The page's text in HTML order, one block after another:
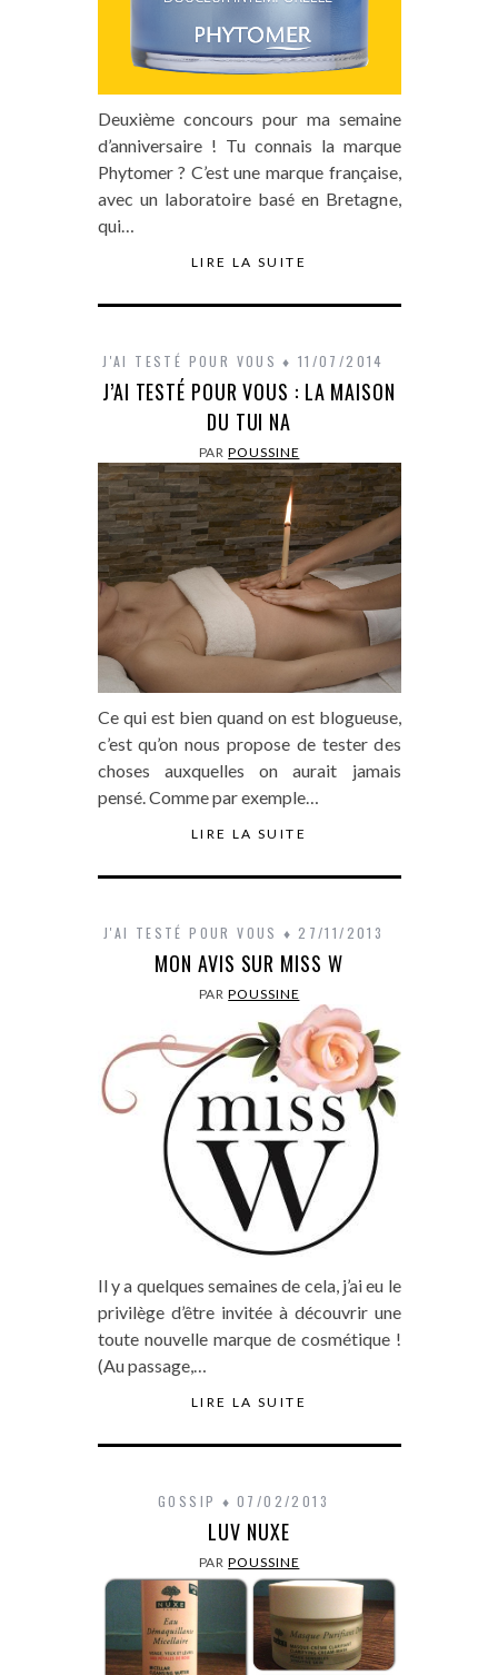
Deuxième concours pour ma semaine
d’anniversaire ! Tu connais la marque
Phytomer ? C’est une marque française,
avec un laboratoire basé en Bretagne,
qui…
LIRE LA SUITE
J'AI TESTÉ POUR VOUS 11/07/2014
J’AI TESTÉ POUR VOUS : LA MAISON
DU TUI NA
PARPOUSSINE
Ce qui est bien quand on est blogueuse,
c’est qu’on nous propose de tester des
choses auxquelles on aurait jamais
pensé. Comme par exemple…
LIRE LA SUITE
J'AI TESTÉ POUR VOUS 27/11/2013
MON AVIS SUR MISS W
PARPOUSSINE
Il y a quelques semaines de cela, j’ai eu le
privilège d’être invitée à découvrir une
toute nouvelle marque de cosmétique !
(Au passage,…
LIRE LA SUITE
GOSSIP 07/02/2013
LUV NUXE
PARPOUSSINE